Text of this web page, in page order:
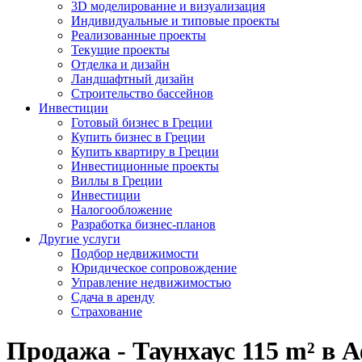
3D моделирование и визуализация
Индивидуальные и типовые проекты
Реализованные проекты
Текущие проекты
Отделка и дизайн
Ландшафтный дизайн
Строительство бассейнов
Инвестиции
Готовый бизнес в Греции
Купить бизнес в Греции
Купить квартиру в Греции
Инвестиционные проекты
Виллы в Греции
Инвестиции
Налогообложение
Разработка бизнес-планов
Другие услуги
Подбор недвижимости
Юридическое сопровождение
Управление недвижимостью
Сдача в аренду
Страхование
Продажа - Таунхаус 115 m² в